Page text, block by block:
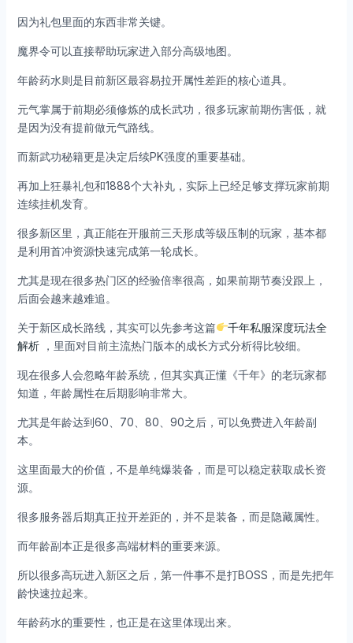
因为礼包里面的东西非常关键。
魔界令可以直接帮助玩家进入部分高级地图。
年龄药水则是目前新区最容易拉开属性差距的核心道具。
元气掌属于前期必须修炼的成长武功，很多玩家前期伤害低，就
是因为没有提前做元气路线。
而新武功秘籍更是决定后续PK强度的重要基础。
再加上狂暴礼包和1888个大补丸，实际上已经足够支撑玩家前期
连续挂机发育。
很多新区里，真正能在开服前三天形成等级压制的玩家，基本都
是利用首冲资源快速完成第一轮成长。
尤其是现在很多热门区的经验倍率很高，如果前期节奏没跟上，
后面会越来越难追。
关于新区成长路线，其实可以先参考这篇
千年私服深度玩法全
解析，里面对目前主流热门版本的成长方式分析得比较细。
现在很多人会忽略年龄系统，但其实真正懂《千年》的老玩家都
知道，年龄属性在后期影响非常大。
尤其是年龄达到60、70、80、90之后，可以免费进入年龄副
本。
这里面最大的价值，不是单纯爆装备，而是可以稳定获取成长资
源。
很多服务器后期真正拉开差距的，并不是装备，而是隐藏属性。
而年龄副本正是很多高端材料的重要来源。
所以很多高玩进入新区之后，第一件事不是打BOSS，而是先把年
龄快速拉起来。
年龄药水的重要性，也正是在这里体现出来。